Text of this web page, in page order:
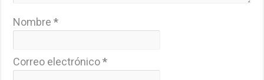
Nombre*
Correo electrónico*